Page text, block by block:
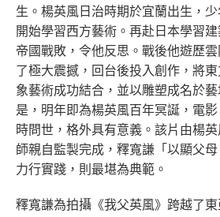
生。楊英風日治時期於宜蘭出生，少
開始學習西方藝術。再赴日本學習
帝國戰敗，令他反思。戰後他遊歷雲
了極大震撼，回台後投入創作，將
象藝術成功結合，並以雕塑成名於
是，明年即為楊英風百年冥誕，電
時問世，格外具有意義。該片由楊
師親自監製完成，釋寬謙「以顯父
力行實踐，則最堪為典範。
釋寬謙為拍攝《我父英風》跨越了